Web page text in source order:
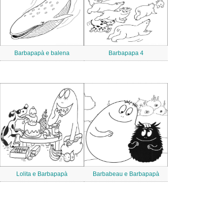
Barbapapà e balena Barbapapa 4
Lolita e Barbapapà Barbabeau e Barbapapà